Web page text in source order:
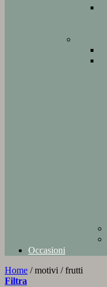
Occasioni
Home /motivi /frutti
Filtra